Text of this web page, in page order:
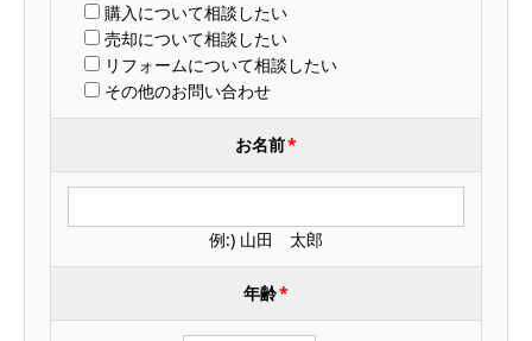
購入について相談したい
売却について相談したい
リフォームについて相談したい
その他のお問い合わせ
お名前*
例:) 山田 太郎
年齢*